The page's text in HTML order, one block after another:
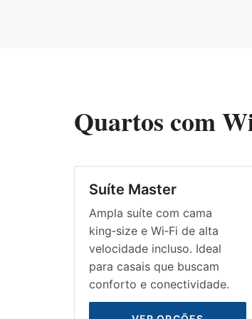
Quartos com
Suíte Master
Ampla suíte com cama
king‑size e Wi‑Fi de alta
velocidade incluso. Ideal
para casais que buscam
conforto e conectividade.